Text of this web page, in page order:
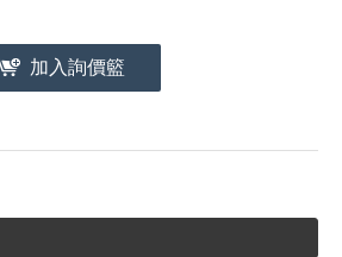
加入詢價籃